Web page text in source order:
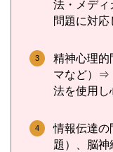
法・メディ
問題に対応
精神心理的
マなど）⇒
法を使用し
情報伝達の
題）、脳神